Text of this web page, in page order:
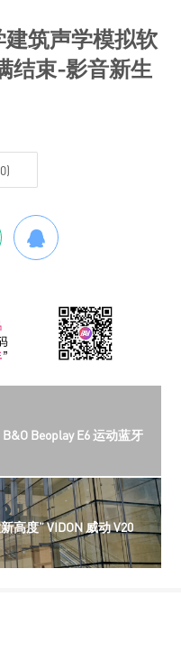
0)
Beoplay E6 运动蓝牙
高度” VIDON 威动 V20